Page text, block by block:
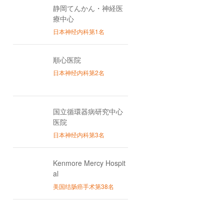
静岡てんかん・神経医
療中心
日本神经内科第1名
順心医院
日本神经内科第2名
国立循環器病研究中心
医院
日本神经内科第3名
Kenmore Mercy Hospit
al
美国结肠癌手术第38名